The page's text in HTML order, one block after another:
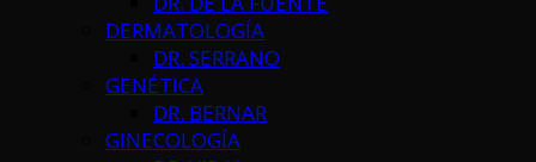
DERMATOLOGÍA
DR. SERRANO
GENÉTICA
DR. BERNAR
GINECOLOGÍA